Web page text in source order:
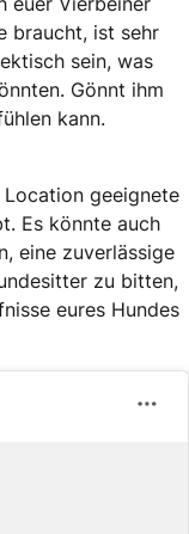
braucht, ist sehr
sein, was
Gönnt ihm
kann.
geeignete
Es könnte auch
eine zuverlässige
zu bitten,
eures Hundes